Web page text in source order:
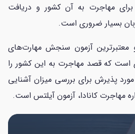
مهاجرت به آن کشور و دریافت
بسیار ضروری است.
معتبرترین آزمون سنجش مهارت‌های
است که قصد مهاجرت به این کشور را
مورد پذیرش برای بررسی میزان آشنایی
مهاجرت کانادا، آزمون آیلتس است.